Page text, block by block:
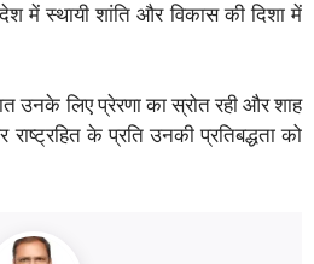
में स्थायी शांति और विकास की दिशा में
उनके लिए प्रेरणा का स्रोत रही और शाह
के प्रति उनकी प्रतिबद्धता को